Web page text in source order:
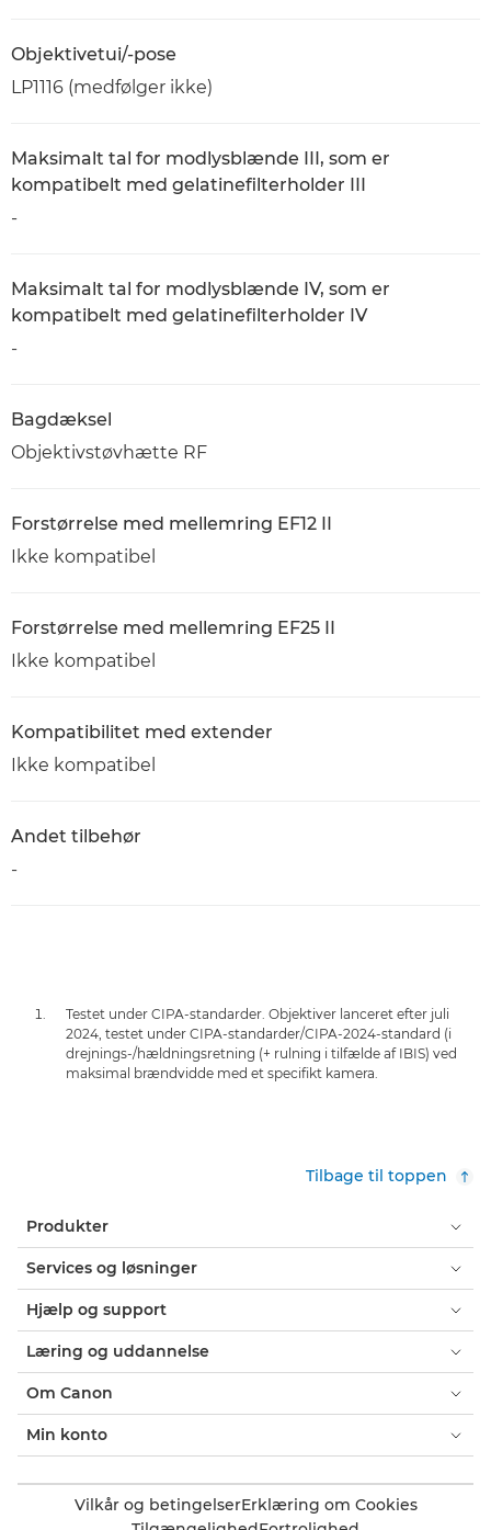
Objektivetui/-pose
LP1116 (medfølger ikke)
Maksimalt tal for modlysblænde III, som er
kompatibelt med gelatinefilterholder III
-
Maksimalt tal for modlysblænde IV, som er
kompatibelt med gelatinefilterholder IV
-
Bagdæksel
Objektivstøvhætte RF
Forstørrelse med mellemring EF12 II
Ikke kompatibel
Forstørrelse med mellemring EF25 II
Ikke kompatibel
Kompatibilitet med extender
Ikke kompatibel
Andet tilbehør
-
Testet under CIPA-standarder. Objektiver lanceret efter juli
2024, testet under CIPA-standarder/CIPA-2024-standard (i
drejnings-/hældningsretning (+ rulning i tilfælde af IBIS) ved
maksimal brændvidde med et specifikt kamera.
Tilbage til toppen
Produkter
Services og løsninger
Hjælp og support
Læring og uddannelse
Om Canon
Min konto
Vilkår og betingelserErklæring om Cookies